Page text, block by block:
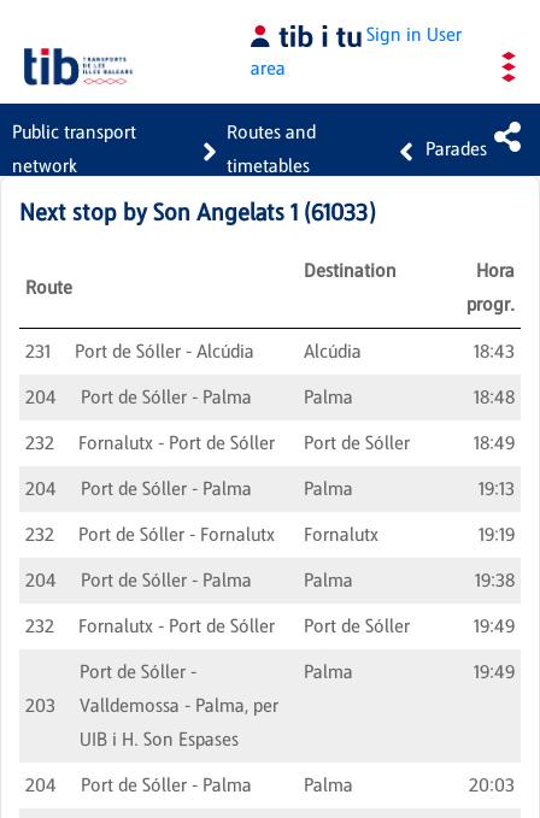
Sign in User
area
Public transport
network
Routes and
timetables
Parades
Next stop bySon Angelats 1 (61033)
Route
Destination
Hora
progr.
231 Port de Sóller - Alcúdia Alcúdia
18:43
204
Port de Sóller - Palma Palma
18:48
232
Fornalutx - Port de Sóller Port de Sóller
18:49
204
Port de Sóller - Palma Palma
19:13
232
Port de Sóller - Fornalutx Fornalutx
19:19
204
Port de Sóller - Palma Palma
19:38
232
Fornalutx - Port de Sóller Port de Sóller 19:49
203
Port de Sóller -
Valldemossa - Palma, per
UIB i H. Son Espases
Palma 19:49
204 Port de Sóller - Palma Palma
20:03